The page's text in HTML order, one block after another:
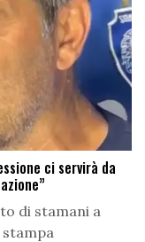
ci servirà da
di stamani a